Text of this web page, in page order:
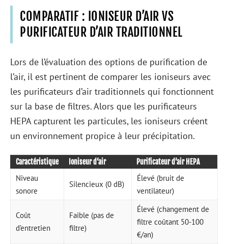
COMPARATIF : IONISEUR D’AIR VS
PURIFICATEUR D’AIR TRADITIONNEL
Lors de l’évaluation des options de purification de
l’air, il est pertinent de comparer les ioniseurs avec
les purificateurs d’air traditionnels qui fonctionnent
sur la base de filtres. Alors que les purificateurs
HEPA capturent les particules, les ioniseurs créent
un environnement propice à leur précipitation.
Caractéristique Ioniseur d’air Purificateur d’air HEPA
Niveau
sonore
Silencieux (0 dB)
Élevé (bruit de
ventilateur)
Coût
d’entretien
Faible (pas de
filtre)
Élevé (changement de
filtre coûtant 50-100
€/an)